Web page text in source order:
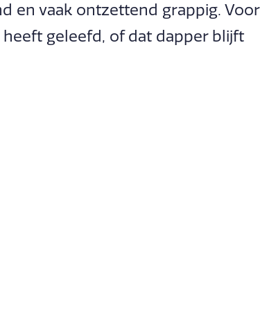
en vaak ontzettend grappig. Voor
geleefd, of dat dapper blijft